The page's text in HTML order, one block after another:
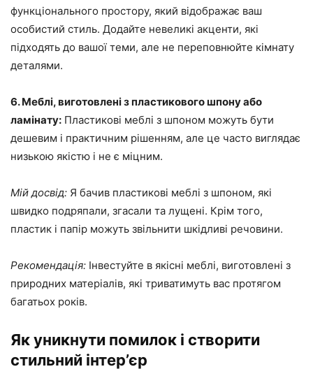
функціонального простору, який відображає ваш
особистий стиль. Додайте невеликі акценти, які
підходять до вашої теми, але не переповнюйте кімнату
деталями.
6. Меблі, виготовлені з пластикового шпону або
ламінату: Пластикові меблі з шпоном можуть бути
дешевим і практичним рішенням, але це часто виглядає
низькою якістю і не є міцним.
Мій досвід: Я бачив пластикові меблі з шпоном, які
швидко подряпали, згасали та лущені. Крім того,
пластик і папір можуть звільнити шкідливі речовини.
Рекомендація: Інвестуйте в якісні меблі, виготовлені з
природних матеріалів, які триватимуть вас протягом
багатьох років.
Як уникнути помилок і створити
стильний інтер’єр